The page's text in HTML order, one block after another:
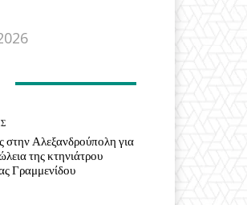
στην Αλεξανδρούπολη για
της κτηνιάτρου
Γραμμενίδου